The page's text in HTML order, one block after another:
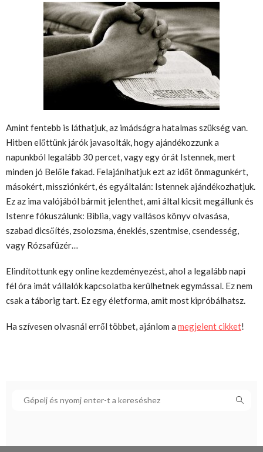
Amint fentebb is láthatjuk, az imádságra hatalmas szükség van.
Hitben előttünk járók javasolták, hogy ajándékozzunk a
napunkból legalább 30 percet, vagy egy órát Istennek, mert
minden jó Belőle fakad. Felajánlhatjuk ezt az időt önmagunkért,
másokért, missziónkért, és egyáltalán: Istennek ajándékozhatjuk.
Ez az ima valójából bármit jelenthet, ami által kicsit megállunk és
Istenre fókuszálunk: Biblia, vagy vallásos könyv olvasása,
szabad dicsőítés, zsolozsma, éneklés, szentmise, csendesség,
vagy Rózsafüzér…
Elindítottunk egy online kezdeményezést, ahol a legalább napi
fél óra imát vállalók kapcsolatba kerülhetnek egymással. Ez nem
csak a táborig tart. Ez egy életforma, amit most kipróbálhatsz.
Ha szívesen olvasnál erről többet, ajánlom a megjelent cikket!